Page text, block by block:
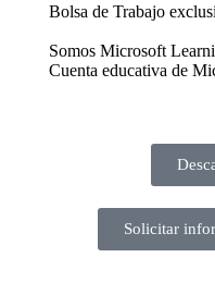
Bolsa de Trabajo
Somos Microsoft
Cuenta educativa de
Solicitar